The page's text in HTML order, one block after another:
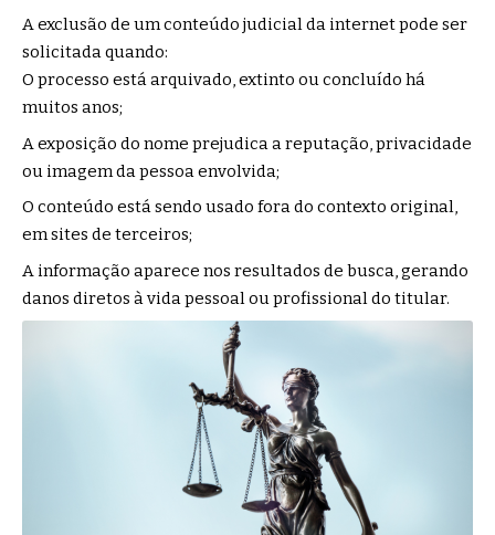
A exclusão de um conteúdo judicial da internet pode ser
solicitada quando:
O processo está arquivado, extinto ou concluído há
muitos anos;
A exposição do nome prejudica a reputação, privacidade
ou imagem da pessoa envolvida;
O conteúdo está sendo usado fora do contexto original,
em sites de terceiros;
A informação aparece nos resultados de busca, gerando
danos diretos à vida pessoal ou profissional do titular.